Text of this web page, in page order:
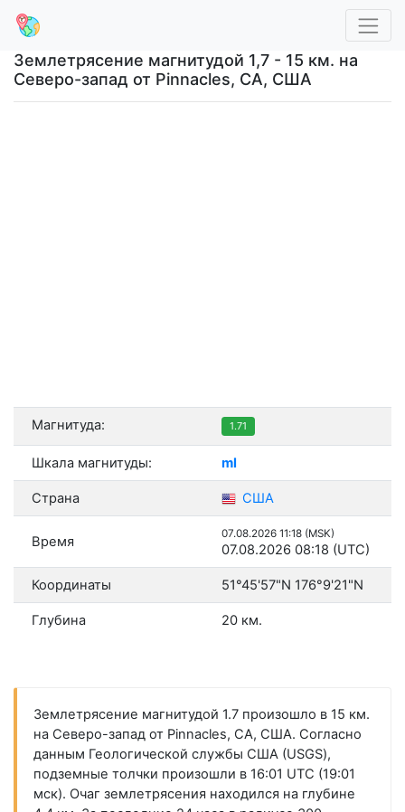
Землетрясение магнитудой 1,7 - 15 км. на
Северо-запад от Pinnacles, CA, США
Магнитуда: 1.71
Шкала магнитуды: ml
Страна США
Время 07.08.2026 11:18 (MSK)
07.08.2026 08:18 (UTC)
Координаты 51°45'57"N 176°9'21"N
Глубина 20 км.
Землетрясение магнитудой 1.7 произошло в 15 км.
на Северо-запад от Pinnacles, CA, США. Согласно
данным Геологической службы США (USGS),
подземные толчки произошли в 16:01 UTC (19:01
мск). Очаг землетрясения находился на глубине